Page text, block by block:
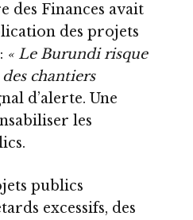
des Finances avait
des projets
« Le Burundi risque
chantiers
d’alerte. Une
les
publics
excessifs, des